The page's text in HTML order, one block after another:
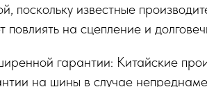
поскольку известные
на сцепление и
гарантии: Китайские
на шины в случае